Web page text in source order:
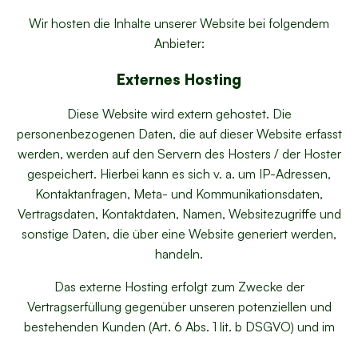
Wir hosten die Inhalte unserer Website bei folgendem
Anbieter:
Externes Hosting
Diese Website wird extern gehostet. Die
personenbezogenen Daten, die auf dieser Website erfasst
werden, werden auf den Servern des Hosters / der Hoster
gespeichert. Hierbei kann es sich v. a. um IP-Adressen,
Kontaktanfragen, Meta- und Kommunikationsdaten,
Vertragsdaten, Kontaktdaten, Namen, Websitezugriffe und
sonstige Daten, die über eine Website generiert werden,
handeln.
Das externe Hosting erfolgt zum Zwecke der
Vertragserfüllung gegenüber unseren potenziellen und
bestehenden Kunden (Art. 6 Abs. 1 lit. b DSGVO) und im